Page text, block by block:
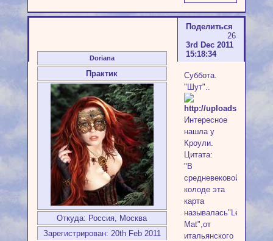
Поделиться
26
3rd Dec 2011
15:18:34
Doriana
Практик
Откуда: Россия, Москва
Зарегистрирован: 20th Feb 2011
Суббота.
"Шут"..
Интересное
нашла у
Кроули.
Цитата:
"В
средневековой
колоде эта
карта
называлась"Le
Mat",от
итальянского